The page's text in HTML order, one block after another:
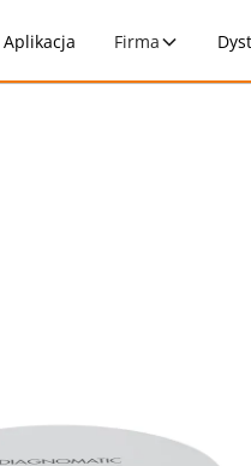
Aplikacja Firma